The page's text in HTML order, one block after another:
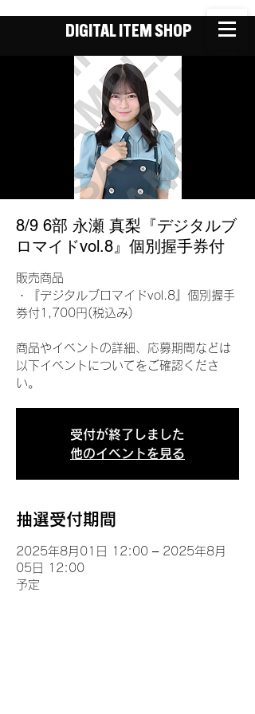
DIGITAL ITEM SHOP
8/9 6部 永瀬 真梨『デジタルブ
ロマイドvol.8』個別握手券付
販売商品
・『デジタルブロマイドvol.8』個別握手
券付1,700円(税込み)
商品やイベントの詳細、応募期間などは
以下イベントについてをご確認くださ
い。
受付が終了しました
他のイベントを見る
抽選受付期間
2025年8月01日 12:00 – 2025年8月
05日 12:00
予定